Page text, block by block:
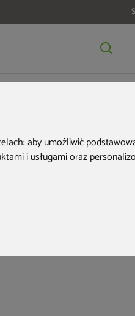
aby umożliwić
i usługami oraz
5 999 zł